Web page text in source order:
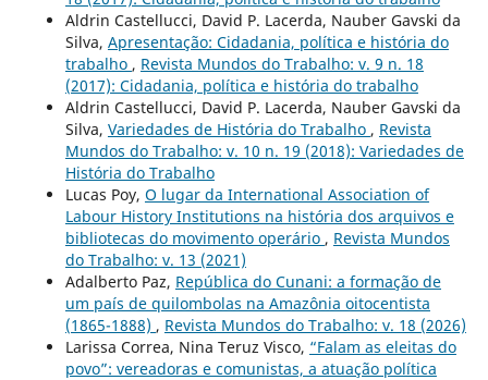
Aldrin Castellucci, David P. Lacerda, Nauber Gavski da
Silva, Apresentação: Cidadania, política e história do
trabalho , Revista Mundos do Trabalho: v. 9 n. 18
(2017): Cidadania, política e história do trabalho
Aldrin Castellucci, David P. Lacerda, Nauber Gavski da
Silva, Variedades de História do Trabalho , Revista
Mundos do Trabalho: v. 10 n. 19 (2018): Variedades de
História do Trabalho
Lucas Poy, O lugar da International Association of
Labour History Institutions na história dos arquivos e
bibliotecas do movimento operário , Revista Mundos
do Trabalho: v. 13 (2021)
Adalberto Paz, República do Cunani: a formação de
um país de quilombolas na Amazônia oitocentista
(1865-1888) , Revista Mundos do Trabalho: v. 18 (2026)
Larissa Correa, Nina Teruz Visco, “Falam as eleitas do
povo”: vereadoras e comunistas, a atuação política